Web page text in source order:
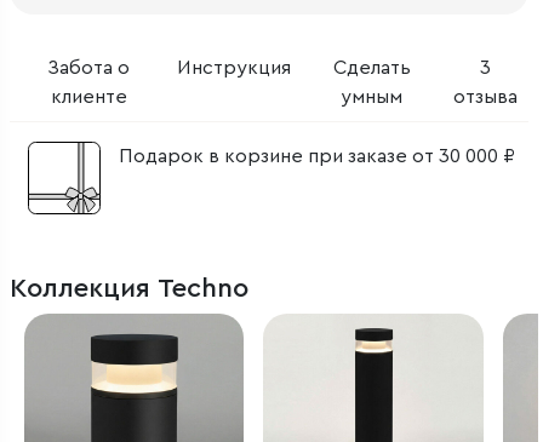
Забота о
клиенте
Инструкция
Сделать
умным
3
отзыва
Подарок в корзине при заказе от 30 000 ₽
Коллекция Techno